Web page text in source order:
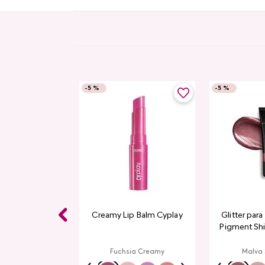
-5 %
Creamy Lip Balm Cyplay
Fuchsia Creamy
-5 %
Glitter para
Pigment
Malva